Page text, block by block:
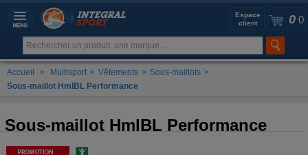
0 0
Espace
client
Accueil > Multisport > Vêtements > Sous-maillots >
Sous-maillot HmlBL Performance
Sous-maillot HmlBL Performance